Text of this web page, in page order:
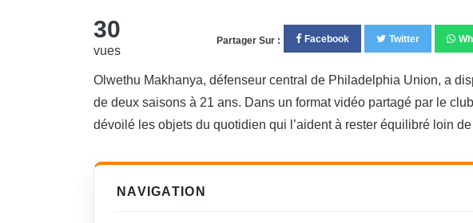
30
vues
Partager Sur : Facebook Twitter
Olwethu Makhanya, défenseur central de Philadelphia Union, a
de deux saisons à 21 ans. Dans un format vidéo partagé par le
dévoilé les objets du quotidien qui l’aident à rester équilibré loin
NAVIGATION